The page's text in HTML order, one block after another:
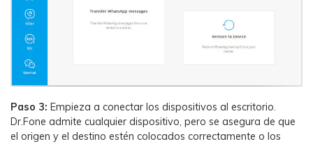
Paso 3: Empieza a conectar los dispositivos al escritorio.
Dr.Fone admite cualquier dispositivo, pero se asegura de que
el origen y el destino estén colocados correctamente o los